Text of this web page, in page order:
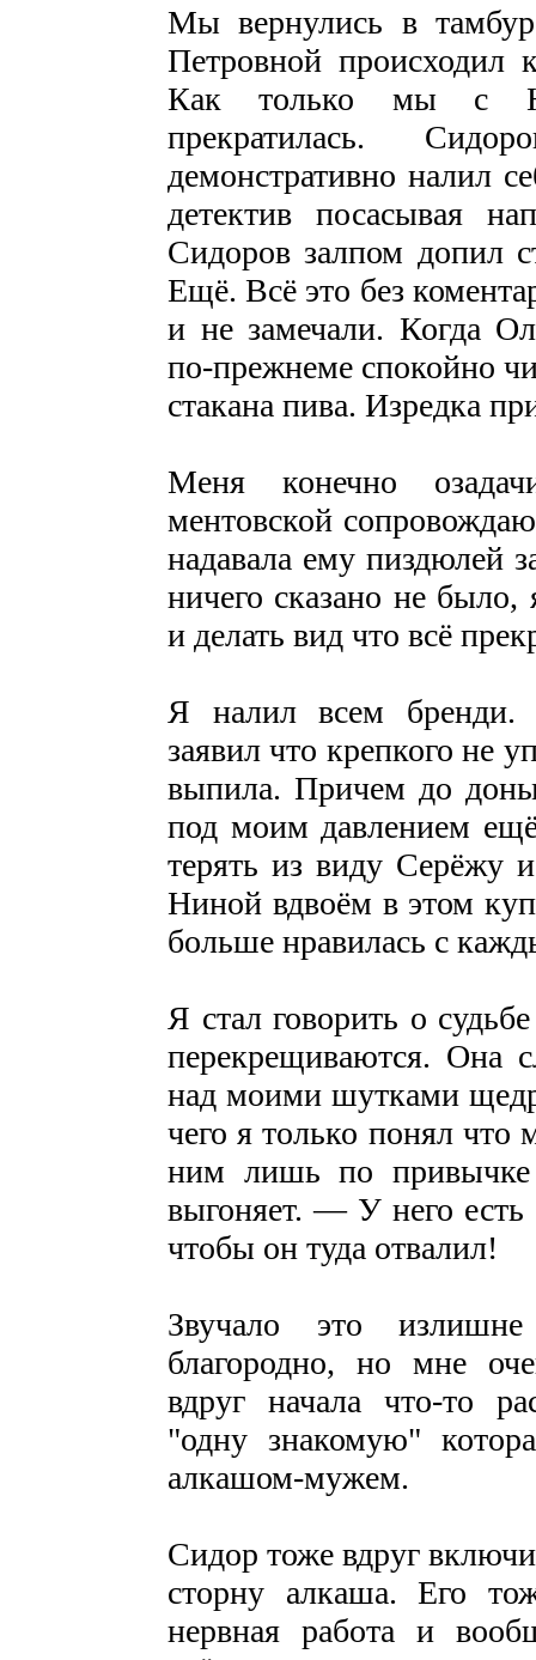
Мы вернулись в
Петровной происходил
Как только мы с
прекратилась.
демонстративно налил
детектив посасывая
Сидоров залпом допил
Ещё. Всё это без
и не замечали. Когда
по-прежнеме спокойно
стакана пива. Изредка
Меня конечно
ментовской
надавала ему пиздюлей
ничего сказано не было,
и делать вид что всё
Я налил всем бренди.
заявил что крепкого не
выпила. Причем до
под моим давлением
терять из виду
Ниной вдвоём в этом
больше нравилась с
Я стал говорить о
перекрещиваются. Она
над моими шутками
чего я только понял
ним лишь по
выгоняет. — У него
чтобы он туда отвалил!
Звучало это
благородно, но мне
вдруг начала что-то
"одну знакомую"
алкашом-мужем.
Сидор тоже вдруг
сторну алкаша. Его
нервная работа и